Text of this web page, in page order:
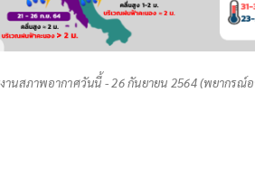
านสภาพอากาศวันนี้ - 26 กันยายน 2564 (พยากรณ์